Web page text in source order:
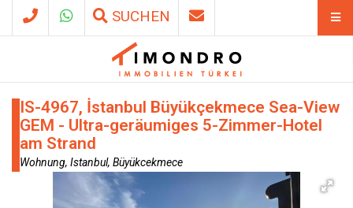
SUCHEN
IS-4967, İstanbul Büyükçekmece Sea-View
GEM - Ultra-geräumiges 5-Zimmer-Hotel
am Strand
Wohnung, Istanbul, Büyükcekmece